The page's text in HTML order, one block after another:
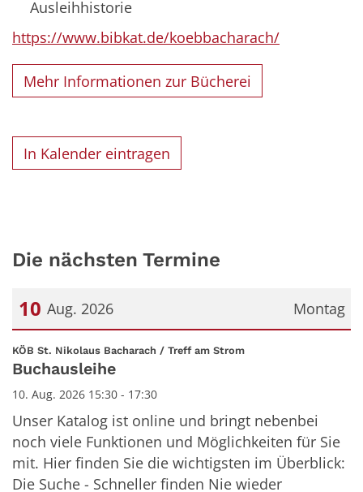
Ausleihhistorie
https://www.bibkat.de/koebbacharach/
Mehr Informationen zur Bücherei
In Kalender eintragen
Die nächsten Termine
Montag
10 Aug. 2026
Datum: 10. August 2026
KÖB St. Nikolaus Bacharach / Treff am Strom:
Buchausleihe
10. Aug. 2026 15:30 - 17:30
Unser Katalog ist online und bringt nebenbei
noch viele Funktionen und Möglichkeiten für Sie
mit. Hier finden Sie die wichtigsten im Überblick:
Die Suche - Schneller finden Nie wieder